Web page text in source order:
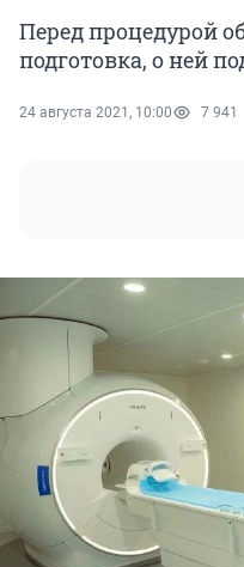
Перед процедурой
подготовка, о ней
24 августа 2021, 10:00 7 941